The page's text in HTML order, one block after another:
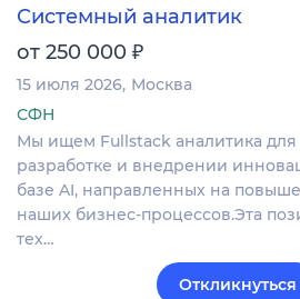
Системный аналитик
от 250 000 ₽
15 июля 2026 Москва
СФН
Мы ищем Fullstack аналитика для
разработке и внедрении
базе AI, направленных на
наших бизнес-процессов.Эта
тех…
Откликнуться